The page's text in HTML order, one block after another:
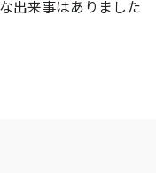
出来事はありました